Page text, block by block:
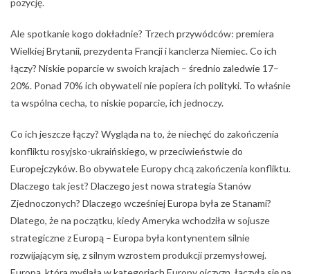
pozycję.
Ale spotkanie kogo dokładnie? Trzech przywódców: premiera
Wielkiej Brytanii, prezydenta Francji i kanclerza Niemiec. Co ich
łączy? Niskie poparcie w swoich krajach – średnio zaledwie 17–
20%. Ponad 70% ich obywateli nie popiera ich polityki. To właśnie
ta wspólna cecha, to niskie poparcie, ich jednoczy.
Co ich jeszcze łączy? Wygląda na to, że niechęć do zakończenia
konfliktu rosyjsko-ukraińskiego, w przeciwieństwie do
Europejczyków. Bo obywatele Europy chcą zakończenia konfliktu.
Dlaczego tak jest? Dlaczego jest nowa strategia Stanów
Zjednoczonych? Dlaczego wcześniej Europa była ze Stanami?
Dlatego, że na początku, kiedy Ameryka wchodziła w sojusze
strategiczne z Europą – Europa była kontynentem silnie
rozwijającym się, z silnym wzrostem produkcji przemysłowej.